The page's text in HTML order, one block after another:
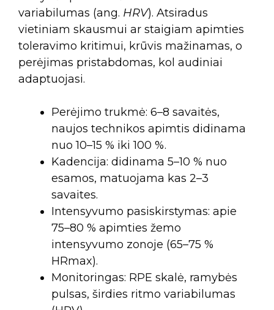
variabilumas (ang. HRV). Atsiradus
vietiniam skausmui ar staigiam apimties
toleravimo kritimui, krūvis mažinamas, o
perėjimas pristabdomas, kol audiniai
adaptuojasi.
Perėjimo trukmė: 6–8 savaitės,
naujos technikos apimtis didinama
nuo 10–15 % iki 100 %.
Kadencija: didinama 5–10 % nuo
esamos, matuojama kas 2–3
savaites.
Intensyvumo pasiskirstymas: apie
75–80 % apimties žemo
intensyvumo zonoje (65–75 %
HRmax).
Monitoringas: RPE skalė, ramybės
pulsas, širdies ritmo variabilumas